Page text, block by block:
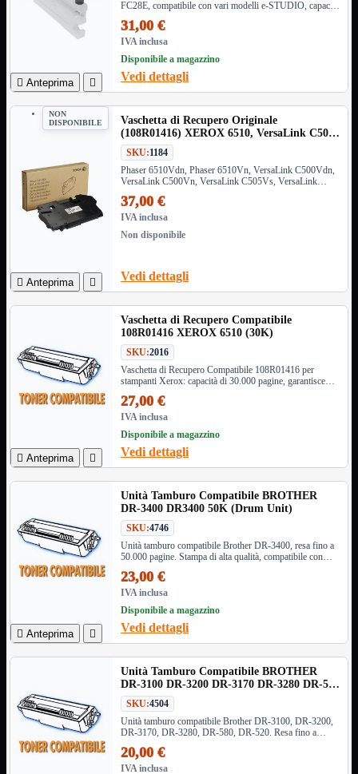
VGA
Maschio-Femmina
Maschio-Maschio
Sdoppiatore
Splitter
VGA to HDMI
DatiMostra tutti i prodotti
E-Sata
Sas
Sata
ProlungaMostra tutti i prodotti
EPS
USB3Mostra tutti i prodotti
Dati
Prolunga
CDROM to Hard Disk
IDE to SATA
m2 to SATA
NVMe to MacBook
NVMe to PCIe
NVMe to USB3
Parallela to Seriale
PS2
Seriale to Parallela
Switch USB2
USB
USB Type-C
USB2 Interni
USB3 Interni
VGA to LAN
LaboratorioMostra tutti i prodotti
Alimentazione
Cavi Test
Colla
Detergenti
Magnetizzatori
Misuratori
Misurazione
Nastro
Saldatura
Spray
Taglio
Utensili
Assemblaggio
Mostra tutti i prodotti
Basette
Binari Hard Disk
 Anteprima 
FC28E, compatibile con vari modelli e-STUDIO, capacità
31,00 €
IVA inclusa
Disponibile a magazzino
Vedi dettagli
NON
DISPONIBILE
 Anteprima 
Vaschetta di Recupero Originale
(108R01416) XEROX 6510, VersaLink C500
(30K)
SKU:1184
Phaser 6510Vdn, Phaser 6510Vn, VersaLink C500Vdn,
VersaLink C500Vn, VersaLink C505Vs, VersaLink
VersaLink C605Vx, VersaLink C605Vxl, WorkCentre
6515Vdn, WorkCentre 6515Vdni, WorkCentre 6515Vn
37,00 €
IVA inclusa
Non disponibile
Vedi dettagli
 Anteprima 
Vaschetta di Recupero Compatibile
108R01416 XEROX 6510 (30K)
SKU:2016
Vaschetta di Recupero Compatibile 108R01416 per
stampanti Xerox: capacità di 30.000 pagine, garantisce
27,00 €
IVA inclusa
Disponibile a magazzino
Vedi dettagli
 Anteprima 
Unità Tamburo Compatibile BROTHER
DR-3400 DR3400 50K (Drum Unit)
SKU:4746
Unità tamburo compatibile Brother DR-3400, resa fino a
50.000 pagine. Stampa di alta qualità, compatibile con
23,00 €
IVA inclusa
Disponibile a magazzino
Vedi dettagli
Unità Tamburo Compatibile BROTHER
DR-3100 DR-3200 DR-3170 DR-3280 DR-580
DR-520 (Drum Unit)
SKU:4504
Unità tamburo compatibile Brother DR-3100, DR-3200,
DR-3170, DR-3280, DR-580, DR-520. Resa fino a
stampanti Brother.
20,00 €
IVA inclusa